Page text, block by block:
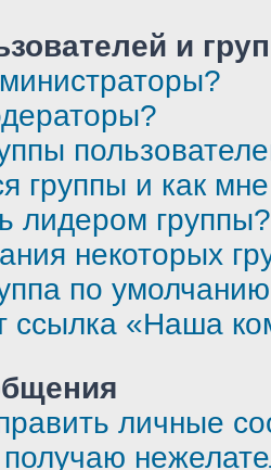
и
группы и как
лидером группы?
некоторых
по
ссылка «Наша
личные
получаю